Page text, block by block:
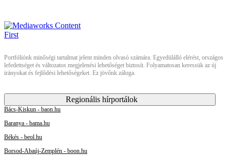
Portfóliónk minőségi tartalmat jelent minden olvasó számára. Egyedülálló elérést, országos
lefedettséget és változatos megjelenési lehetőséget biztosít. Folyamatosan keressük az új
irányokat és fejlődési lehetőségeket. Ez jövőnk záloga.
Regionális hírportálok
Bács-Kiskun - baon.hu
Baranya - bama.hu
Békés - beol.hu
Borsod-Abaúj-Zemplén - boon.hu